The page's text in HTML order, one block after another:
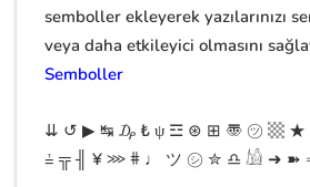
semboller ekleyerek yazılarınızı
veya daha etkileyici olmasını
Semboller
⇊ ↺ ▶ ↹ ₯ ₺ ψ ☲ ⊛ ⊞ 〠 ㋡ ▩ ★
≟ ╦ ╢ ¥ ⋙ ⋕ ♩ ツ ㋛ ✮ ♎︎ 𓀌 ➜ ➽